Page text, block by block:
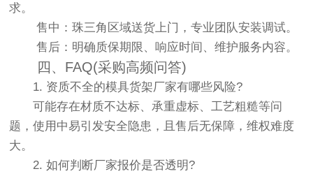
求。
售中：珠三角区域送货上门，专业团队安装调试。
售后：明确质保期限、响应时间、维护服务内容。
四、FAQ(采购高频问答)
1. 资质不全的模具货架厂家有哪些风险?
可能存在材质不达标、承重虚标、工艺粗糙等问
题，使用中易引发安全隐患，且售后无保障，维权难度
大。
2. 如何判断厂家报价是否透明?